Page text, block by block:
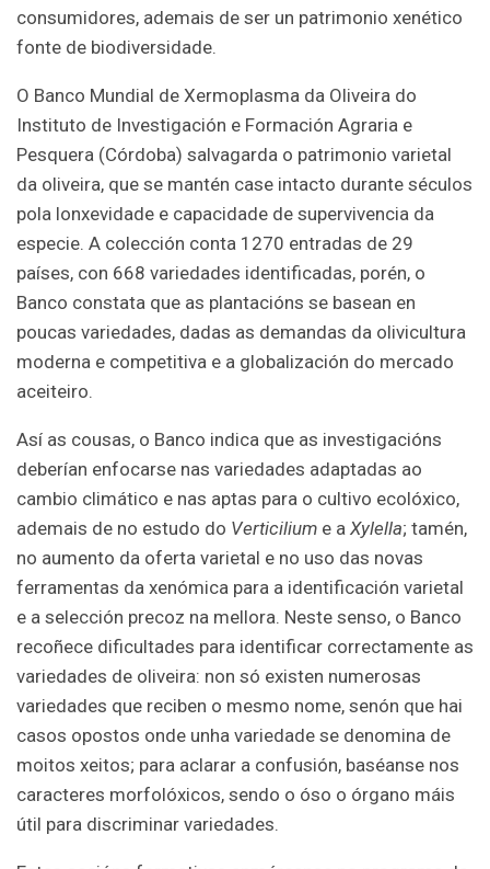
consumidores, ademais de ser un patrimonio xenético
fonte de biodiversidade.
O Banco Mundial de Xermoplasma da Oliveira do
Instituto de Investigación e Formación Agraria e
Pesquera (Córdoba) salvagarda o patrimonio varietal
da oliveira, que se mantén case intacto durante séculos
pola lonxevidade e capacidade de supervivencia da
especie. A colección conta 1270 entradas de 29
países, con 668 variedades identificadas, porén, o
Banco constata que as plantacións se basean en
poucas variedades, dadas as demandas da olivicultura
moderna e competitiva e a globalización do mercado
aceiteiro.
Así as cousas, o Banco indica que as investigacións
deberían enfocarse nas variedades adaptadas ao
cambio climático e nas aptas para o cultivo ecolóxico,
ademais de no estudo do Verticilium e a Xylella; tamén,
no aumento da oferta varietal e no uso das novas
ferramentas da xenómica para a identificación varietal
e a selección precoz na mellora. Neste senso, o Banco
recoñece dificultades para identificar correctamente as
variedades de oliveira: non só existen numerosas
variedades que reciben o mesmo nome, senón que hai
casos opostos onde unha variedade se denomina de
moitos xeitos; para aclarar a confusión, baséanse nos
caracteres morfolóxicos, sendo o óso o órgano máis
útil para discriminar variedades.